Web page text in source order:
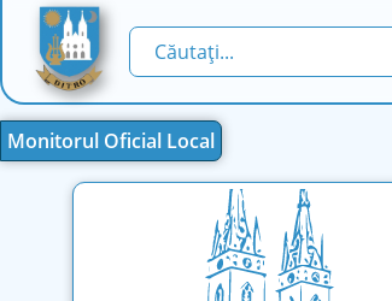
Monitorul Oficial Local